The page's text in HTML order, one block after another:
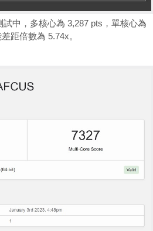
中，多核心為 3,287 pts，單核心為
距倍數為 5.74x。